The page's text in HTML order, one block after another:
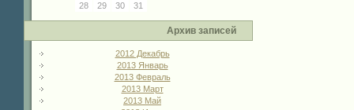
28
29 30 31
Архив записей
2012 Декабрь
2013 Январь
2013 Февраль
2013 Март
2013 Май